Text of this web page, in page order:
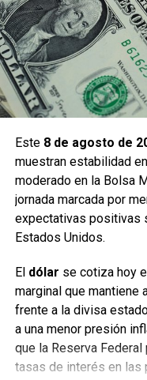
Este 8 de agosto de
muestran estabilidad
moderado en la Bolsa
jornada marcada por
expectativas positivas
Estados Unidos.
El dólar se cotiza hoy
marginal que mantiene
frente a la divisa
a una menor presión
que la Reserva
tasas de interés en las